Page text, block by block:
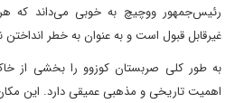
رئیس‌جمهور ووچیچ به خوبی می‌داند که
غیرقابل قبول است و به عنوان به خطر
به طور کلی صربستان کوزوو را بخشی از
اهمیت تاریخی و مذهبی عمیقی دارد. این